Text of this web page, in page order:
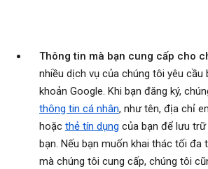
Thông tin mà bạn cung cấp cho
nhiều dịch vụ của chúng tôi yêu cầu
khoản Google. Khi bạn đăng ký,
thông tin cá nhân, như tên, địa chỉ
hoặc thẻ tín dụng của bạn để lưu
bạn. Nếu bạn muốn khai thác tối đa
mà chúng tôi cung cấp, chúng tôi